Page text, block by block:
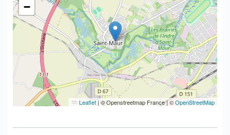
−
Leaflet | © Openstreetmap France | ©OpenStreetMap